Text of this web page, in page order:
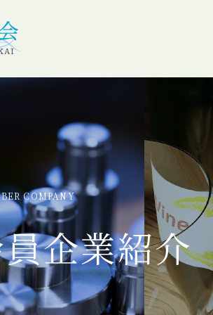
COMPANY
企業紹介